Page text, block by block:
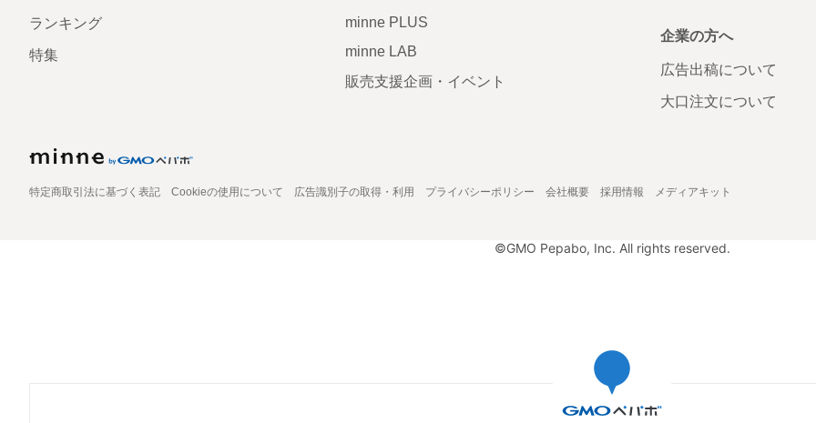
ランキング
特集
minne PLUS
minne LAB
販売支援企画・イベント
企業の方へ
広告出稿について
大口注文について
特定商取引法に基づく表記 Cookieの使用について 広告識別子の取得・利用 プライバシーポリシー 会社概要 採用情報 メディアキット
©GMO Pepabo, Inc. All rights reserved.